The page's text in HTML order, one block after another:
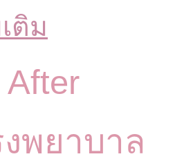
ติม
After
พยาบาล